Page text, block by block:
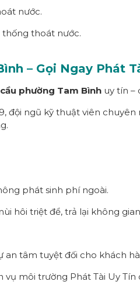
nước.
thống thoát nước.
– Gọi Ngay Phát
phường Tam Bình uy tín –
đội ngũ kỹ thuật viên
phát sinh phí ngoài.
hôi triệt để, trả lại không
an tâm tuyệt đối cho khách
môi trường Phát Tài Uy Tín